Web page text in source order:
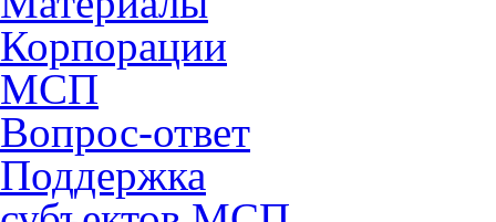
Корпорации
МСП
Вопрос-ответ
Поддержка